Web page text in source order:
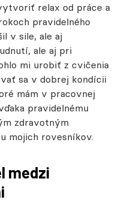
relax od práce a
pravidelného
v sile, ale aj
ale aj pri
mi urobiť z cvičenia
sa v dobrej kondícii
mám v pracovnej
pravidelnému
zdravotným
mojich rovesníkov.
medzi